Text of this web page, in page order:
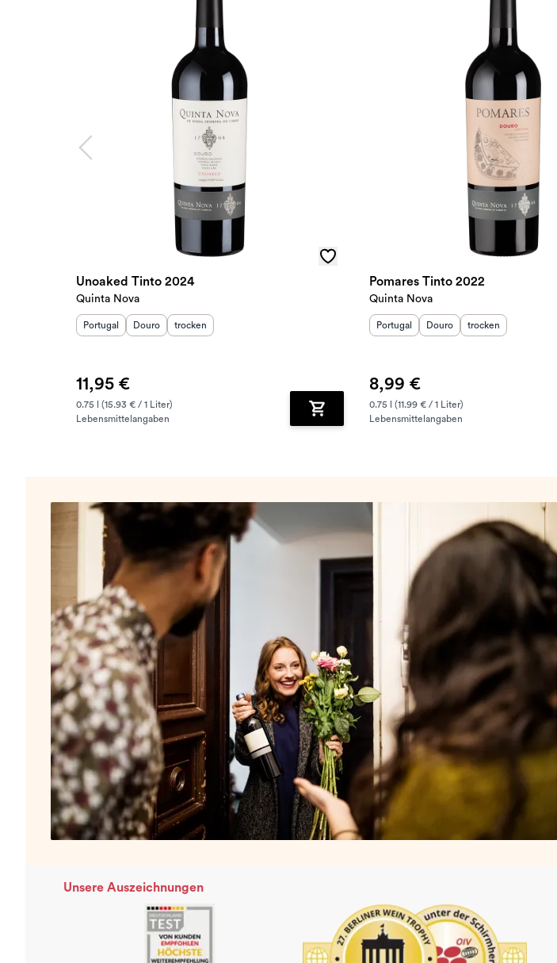
Unoaked Tinto 2024
Quinta Nova
Herkunftsland:
Portugal Herkunftsregion:
Douro Geschmack
trocken
11,95 €
0.75 l (15.93 € / 1 Liter)
Lebensmittelangaben
Zum Warenkorb hinzufügen
Pomares Tinto 2022
Quinta Nova
Herkunftsland:
Portugal Herkunftsregion:
Douro Geschmack
trocken
8,99 €
0.75 l (11.99 € / 1 Liter)
Lebensmittelangaben
Unsere Auszeichnungen